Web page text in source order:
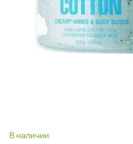
В наличии